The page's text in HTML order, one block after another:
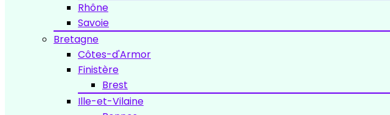
Rhône
Savoie
Bretagne
Côtes-d'Armor
Finistère
Brest
Ille-et-Vilaine